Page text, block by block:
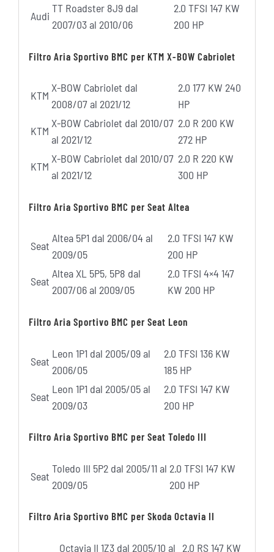
Audi
TT Roadster 8J9 dal
2007/03 al 2010/06
2.0 TFSI 147 KW
200 HP
Filtro Aria Sportivo BMC per KTM X-BOW Cabriolet
KTM
X-BOW Cabriolet dal
2008/07 al 2021/12
2.0 177 KW 240
HP
KTM
X-BOW Cabriolet dal 2010/07
al 2021/12
2.0 R 200 KW
272 HP
KTM
X-BOW Cabriolet dal 2010/07
al 2021/12
2.0 R 220 KW
300 HP
Filtro Aria Sportivo BMC per Seat Altea
Seat
Altea 5P1 dal 2006/04 al
2009/05
2.0 TFSI 147 KW
200 HP
Seat
Altea XL 5P5, 5P8 dal
2007/06 al 2009/05
2.0 TFSI 4×4 147
KW 200 HP
Filtro Aria Sportivo BMC per Seat Leon
Seat
Leon 1P1 dal 2005/09 al
2006/05
2.0 TFSI 136 KW
185 HP
Seat
Leon 1P1 dal 2005/05 al
2009/03
2.0 TFSI 147 KW
200 HP
Filtro Aria Sportivo BMC per Seat Toledo III
Seat
Toledo III 5P2 dal 2005/11 al
2009/05
2.0 TFSI 147 KW
200 HP
Filtro Aria Sportivo BMC per Skoda Octavia II
Octavia II 1Z3 dal 2005/10 al 2.0 RS 147 KW